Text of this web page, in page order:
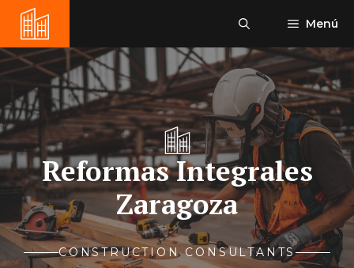
Saltar
contenido
Menú
Reformas Integrales
Zaragoza
CONSTRUCTION CONSULTANTS